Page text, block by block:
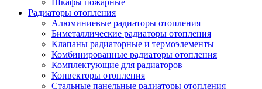
Шкафы пожарные
Радиаторы отопления
Алюминиевые радиаторы отопления
Биметаллические радиаторы отопления
Клапаны радиаторные и термоэлементы
Комбинированные радиаторы отопления
Комплектующие для радиаторов
Конвекторы отопления
Стальные панельные радиаторы отопления